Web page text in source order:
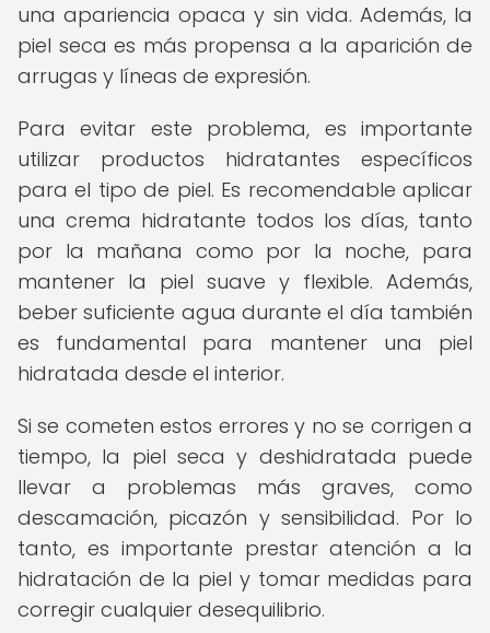
una apariencia opaca y sin vida. Además, la
piel seca es más propensa a la aparición de
arrugas y líneas de expresión.
Para evitar este problema, es importante
utilizar productos hidratantes específicos
para el tipo de piel. Es recomendable aplicar
una crema hidratante todos los días, tanto
por la mañana como por la noche, para
mantener la piel suave y flexible. Además,
beber suficiente agua durante el día también
es fundamental para mantener una piel
hidratada desde el interior.
Si se cometen estos errores y no se corrigen a
tiempo, la piel seca y deshidratada puede
llevar a problemas más graves, como
descamación, picazón y sensibilidad. Por lo
tanto, es importante prestar atención a la
hidratación de la piel y tomar medidas para
corregir cualquier desequilibrio.